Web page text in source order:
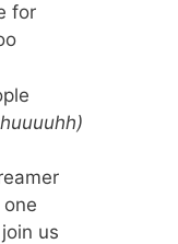
for
one
us